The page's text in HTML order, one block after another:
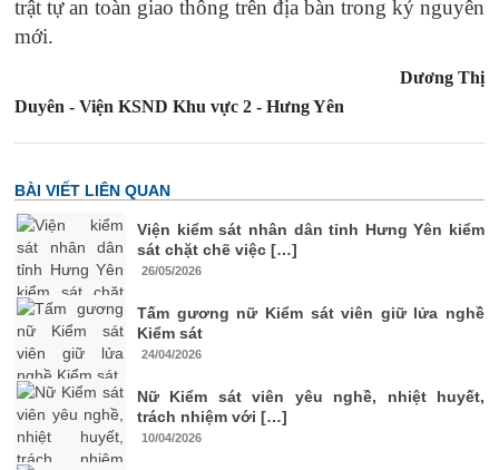
trật tự an toàn giao thông trên địa bàn trong kỷ nguyên
mới.
Dương Thị
Duyên - Viện KSND Khu vực 2 - Hưng Yên
BÀI VIẾT LIÊN QUAN
Viện kiểm sát nhân dân tỉnh Hưng Yên kiểm
sát chặt chẽ việc […]
26/05/2026
Tấm gương nữ Kiểm sát viên giữ lửa nghề
Kiểm sát
24/04/2026
Nữ Kiểm sát viên yêu nghề, nhiệt huyết,
trách nhiệm với […]
10/04/2026